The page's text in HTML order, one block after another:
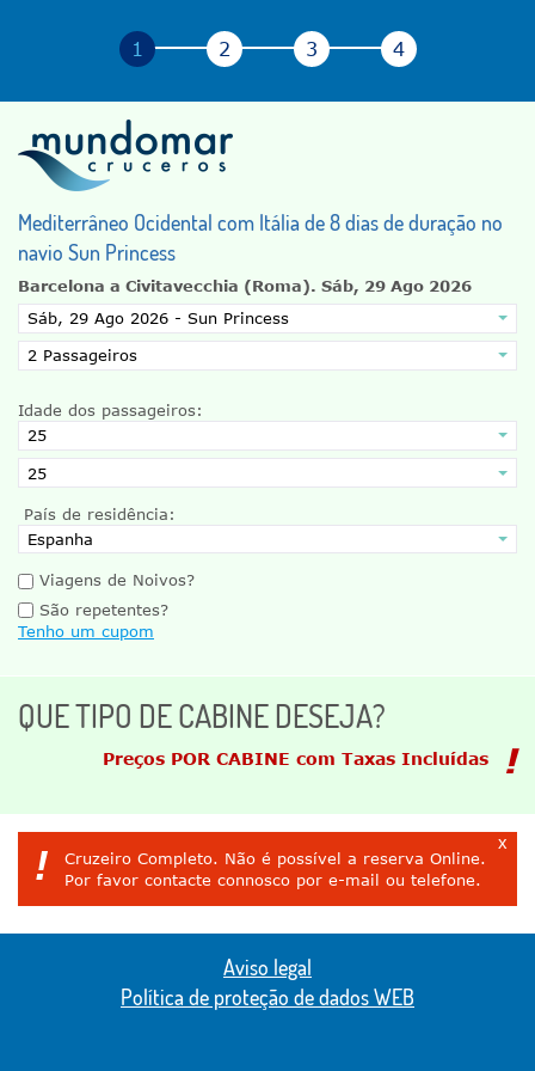
Mediterrâneo Ocidental com Itália de 8 dias de duração no
navio Sun Princess
Barcelona a Civitavecchia (Roma). Sáb, 29 Ago 2026
Idade dos passageiros:
País de residência:
Viagens de Noivos?
São repetentes?
Tenho um cupom
QUE TIPO DE CABINE DESEJA?
Preços POR CABINE com Taxas Incluídas
x
!
Cruzeiro Completo. Não é possível a reserva Online.
Por favor contacte connosco por e-mail ou telefone.
Aviso legal
Política de proteção de dados WEB